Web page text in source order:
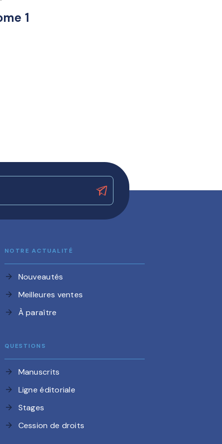
1
NOTRE ACTUALITÉ
arrow_forward Nouveautés
arrow_forward Meilleures ventes
arrow_forward À paraître
QUESTIONS
arrow_forward Manuscrits
arrow_forward Ligne éditoriale
arrow_forward Stages
arrow_forward Cession de droits